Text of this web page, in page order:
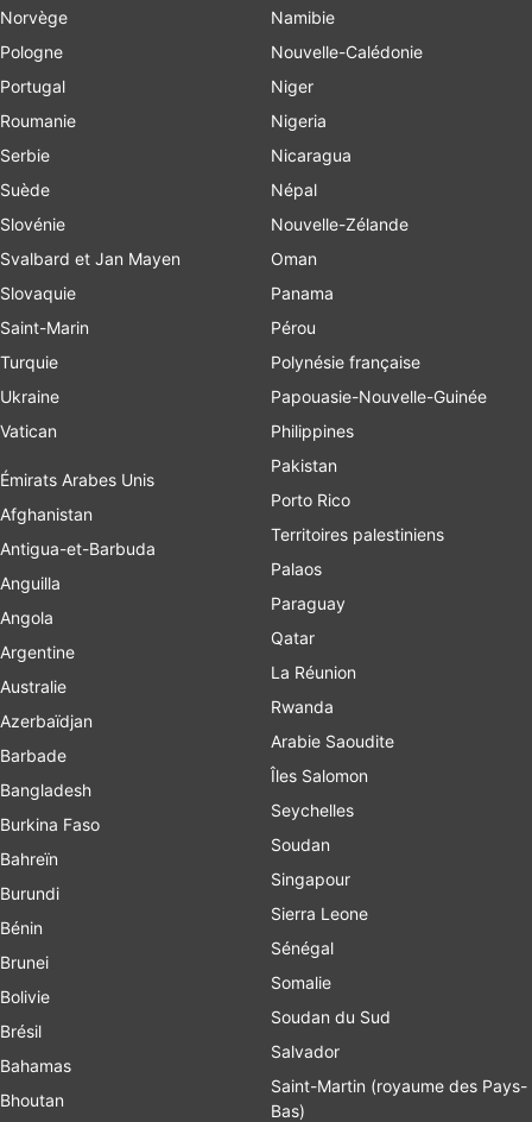
Norvège
Pologne
Portugal
Roumanie
Serbie
Suède
Slovénie
Svalbard et Jan Mayen
Slovaquie
Saint-Marin
Turquie
Ukraine
Vatican
Émirats Arabes Unis
Afghanistan
Antigua-et-Barbuda
Anguilla
Angola
Argentine
Australie
Azerbaïdjan
Barbade
Bangladesh
Burkina Faso
Bahreïn
Burundi
Bénin
Brunei
Bolivie
Brésil
Bahamas
Bhoutan
Namibie
Nouvelle-Calédonie
Niger
Nigeria
Nicaragua
Népal
Nouvelle-Zélande
Oman
Panama
Pérou
Polynésie française
Papouasie-Nouvelle-Guinée
Philippines
Pakistan
Porto Rico
Territoires palestiniens
Palaos
Paraguay
Qatar
La Réunion
Rwanda
Arabie Saoudite
Îles Salomon
Seychelles
Soudan
Singapour
Sierra Leone
Sénégal
Somalie
Soudan du Sud
Salvador
Saint-Martin (royaume des Pays-
Bas)